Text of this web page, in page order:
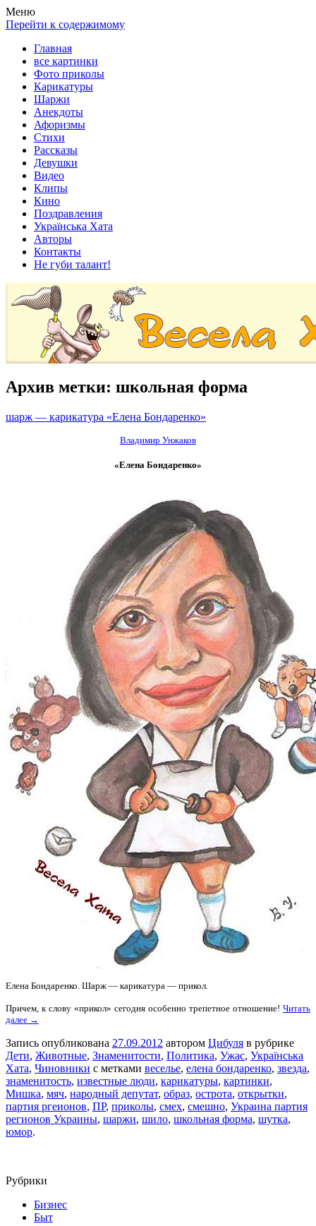
Весела хата — прикольные картинки, смешные истории,
клипы!
Покажем всем ваши фото приколы, карикатуры, шаржи, стихи,
рассказы, видео и песни!
Меню
Перейти к содержимому
Главная
все картинки
Фото приколы
Карикатуры
Шаржи
Анекдоты
Афоризмы
Стихи
Рассказы
Девушки
Видео
Клипы
Кино
Поздравления
Українська Хата
Авторы
Контакты
Не губи талант!
Архив метки: школьная форма
шарж — карикатура «Елена Бондаренко»
Владимир Унжаков
«Елена Бондаренко»
Елена Бондаренко. Шарж — карикатура — прикол.
Причем, к слову «прикол» сегодня особенно трепетное отношение! Читать
далее →
Запись опубликована 27.09.2012 автором Цибуля в рубрике
Дети, Животные, Знаменитости, Политика, Ужас, Українська
Хата, Чиновники с метками веселье, елена бондаренко, звезда,
знаменитость, известные люди, карикатуры, картинки,
Мишка, мяч, народный депутат, образ, острота, открытки,
партия ргеионов, ПР, приколы, смех, смешно, Украина партия
регионов Украины, шаржи, шило, школьная форма, шутка,
юмор.
Рубрики
Бизнес
Быт